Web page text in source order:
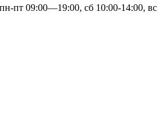
пн-пт 09:00—19:00, сб 10:00-14:00, вс